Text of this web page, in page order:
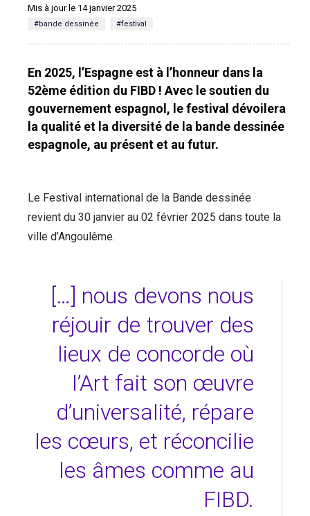
Mis à jour le 14 janvier 2025
#bande dessinée #festival
En 2025, l’Espagne est à l’honneur dans la
52ème édition du FIBD ! Avec le soutien du
gouvernement espagnol, le festival dévoilera
la qualité et la diversité de la bande dessinée
espagnole, au présent et au futur.
Le Festival international de la Bande dessinée
revient du 30 janvier au 02 février 2025 dans toute la
ville d’Angoulême.
[…] nous devons nous
réjouir de trouver des
lieux de concorde où
l’Art fait son œuvre
d’universalité, répare
les cœurs, et réconcilie
les âmes comme au
FIBD.